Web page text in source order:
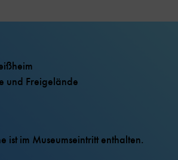
und Freigelände
ist im Museumseintritt enthalten.